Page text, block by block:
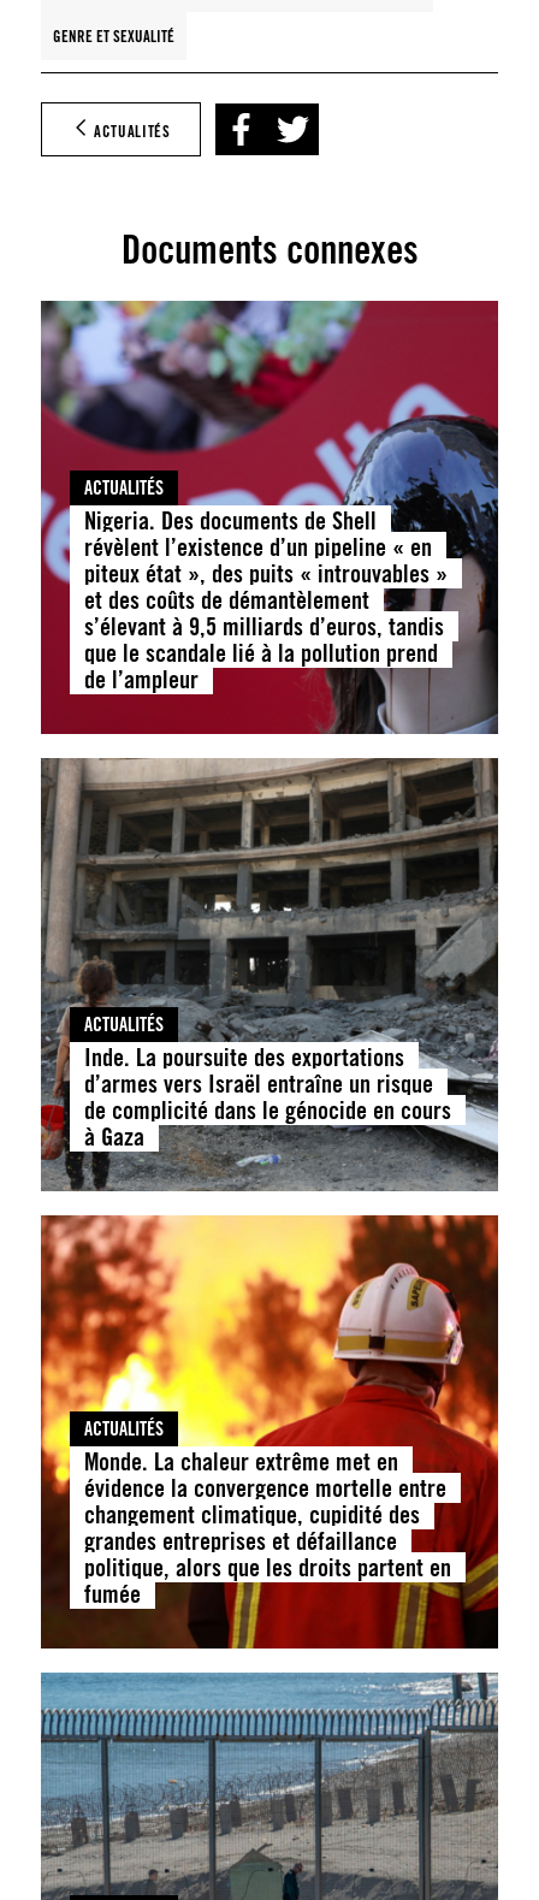
GENRE ET SEXUALITÉ
ACTUALITÉS
Documents connexes
ACTUALITÉS
Nigeria. Des documents de Shell
révèlent l’existence d’un pipeline « en
piteux état », des puits « introuvables »
et des coûts de démantèlement
s’élevant à 9,5 milliards d’euros, tandis
que le scandale lié à la pollution prend
de l’ampleur
ACTUALITÉS
Inde. La poursuite des exportations
d’armes vers Israël entraîne un risque
de complicité dans le génocide en cours
à Gaza
ACTUALITÉS
Monde. La chaleur extrême met en
évidence la convergence mortelle entre
changement climatique, cupidité des
grandes entreprises et défaillance
politique, alors que les droits partent en
fumée